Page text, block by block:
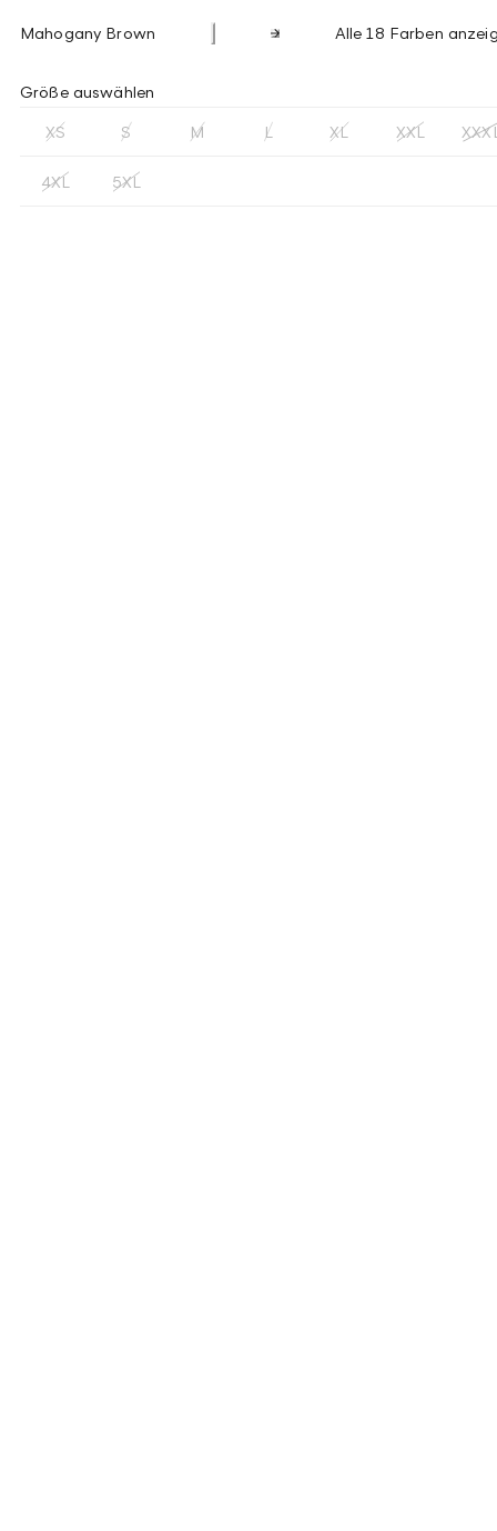
Mahogany Brown Alle 18 Farben
Größe auswählen
XS S M L XL XXL
4XL 5XL